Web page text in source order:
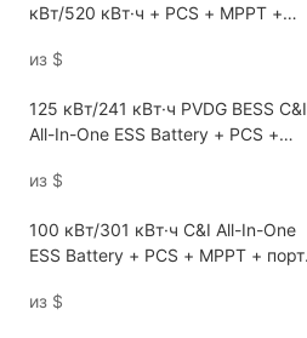
кВт/520 кВт·ч + PCS + MPPT +
из $
125 кВт/241 кВт·ч PVDG BESS C&I
All-In-One ESS Battery + PCS +
из $
100 кВт/301 кВт·ч C&I All-In-One
ESS Battery + PCS + MPPT + порт
из $